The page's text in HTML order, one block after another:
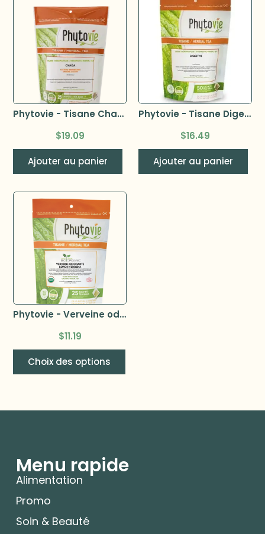
Phytovie - Tisane Chaga 25 sachets
$19.09
Ajouter au panier
Phytovie - Tisane Digestive – 50 sachets
$16.49
Ajouter au panier
Phytovie - Verveine odorante (lippia citriodora) –
$11.19
Choix des options
Menu rapide
Alimentation
Promo
Soin & Beauté